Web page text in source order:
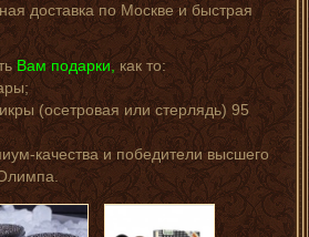
доставка по Москве и быстрая
Вам подарки, как то:
(осетровая или стерлядь) 95
качества и победители высшего